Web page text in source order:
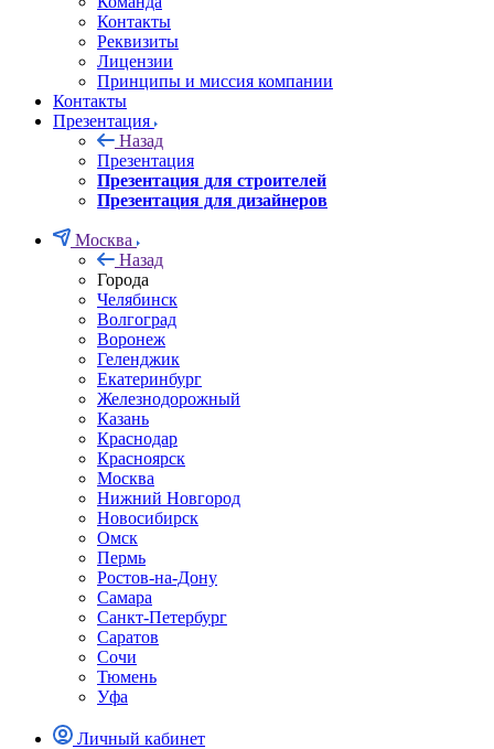
Контакты
Реквизиты
Лицензии
Принципы и миссия компании
Контакты
Презентация
Назад
Презентация
Презентация для строителей
Презентация для дизайнеров
Москва
Назад
Города
Челябинск
Волгоград
Воронеж
Геленджик
Екатеринбург
Железнодорожный
Казань
Краснодар
Красноярск
Москва
Нижний Новгород
Новосибирск
Омск
Пермь
Ростов-на-Дону
Самара
Санкт-Петербург
Саратов
Сочи
Тюмень
Уфа
Личный кабинет